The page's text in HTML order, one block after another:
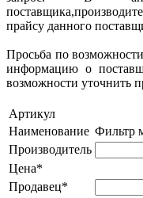
прайсу данного
Просьба по
информацию о
возможности уточнить
Артикул
Наименование Фильтр
Производитель
Цена*
Продавец*